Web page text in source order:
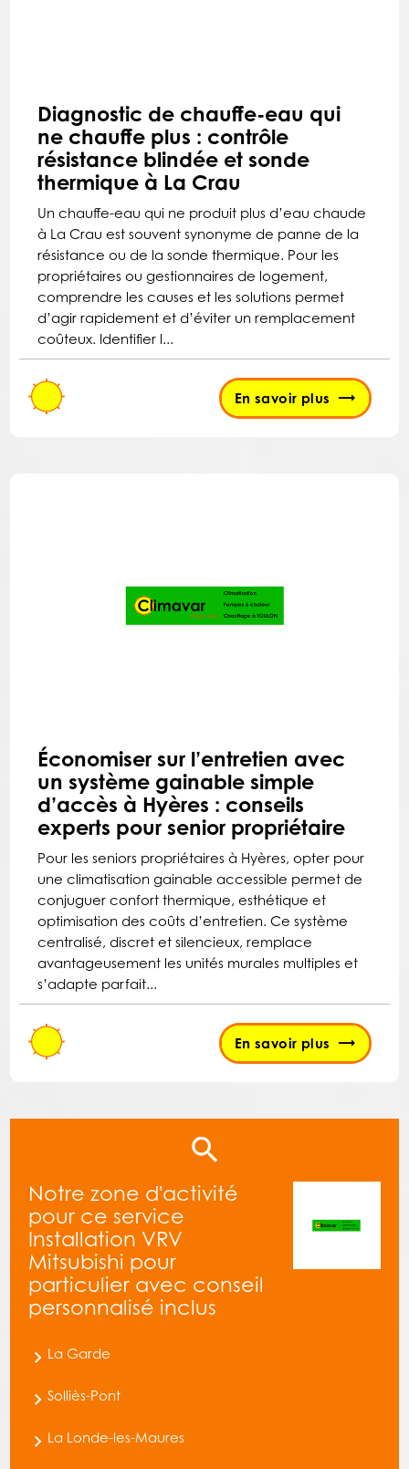
Diagnostic de chauffe-eau qui
ne chauffe plus : contrôle
résistance blindée et sonde
thermique à La Crau
Un chauffe-eau qui ne produit plus d’eau chaude
à La Crau est souvent synonyme de panne de la
résistance ou de la sonde thermique. Pour les
propriétaires ou gestionnaires de logement,
comprendre les causes et les solutions permet
d’agir rapidement et d’éviter un remplacement
coûteux. Identifier l...
En savoir plus
Économiser sur l’entretien avec
un système gainable simple
d’accès à Hyères : conseils
experts pour senior propriétaire
Pour les seniors propriétaires à Hyères, opter pour
une climatisation gainable accessible permet de
conjuguer confort thermique, esthétique et
optimisation des coûts d’entretien. Ce système
centralisé, discret et silencieux, remplace
avantageusement les unités murales multiples et
s’adapte parfait...
En savoir plus
Notre zone d'activité
pour ce service
Installation VRV
Mitsubishi pour
particulier avec conseil
personnalisé inclus
La Garde
Solliès-Pont
La Londe-les-Maures